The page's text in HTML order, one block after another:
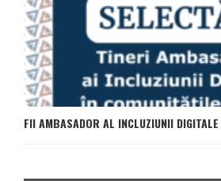
FII AMBASADOR AL INCLUZIUNII DIGITALE